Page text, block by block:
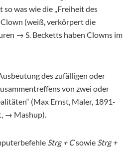
was wie die „Freiheit des
(weiß, verkörpert die
→ S. Becketts haben Clowns im
des zufälligen oder
von zwei oder
(Max Ernst, Maler, 1891-
→ Mashup).
Strg + Csowie Strg +